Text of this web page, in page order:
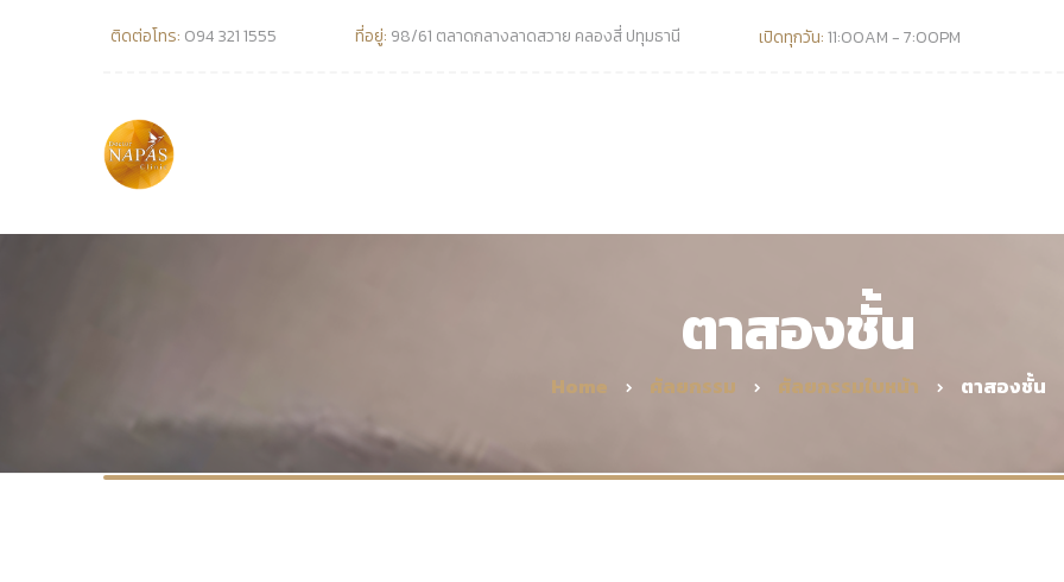
ติดต่อโทร: 094 321 1555 ที่อยู่: 98/61 ตลาดกลางลาดสวาย คลองสี่ ปทุมธานี เปิดทุกวัน:11:00AM - 7:00PM
ตาสองชั้น
Home ศัลยกรรม ศัลยกรรมใบหน้า ตาสองชั้น